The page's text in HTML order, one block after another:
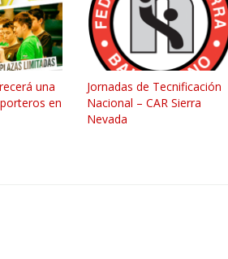
una
en
Jornadas de Tecnificación
Nacional – CAR Sierra
Nevada